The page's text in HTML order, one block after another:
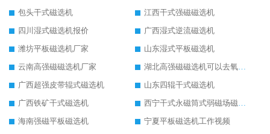
包头干式磁选机
江西干式强磁磁选机
四川湿式磁选机报价
广西湿式逆流磁选机
潍坊平板磁选机厂家
山东湿式平板磁选机
云南高强磁磁选机厂家
湖北高强磁磁选机可以去氧化铝
广西超强皮带辊式磁选机
山东四辊干式磁选机
广西铁矿干式磁选机
西宁干式永磁筒式弱磁场磁选机结构图
海南强磁平板磁选机
宁夏平板磁选机工作视频